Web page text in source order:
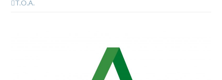
T.O.A.